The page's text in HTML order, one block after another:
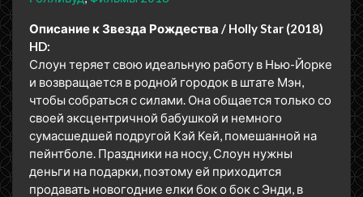
Описание к Звезда Рождества / Holly Star (2018)
HD:
Слоун теряет свою идеальную работу в Нью-Йорке
и возвращается в родной городок в штате Мэн,
чтобы собраться с силами. Она общается только со
своей эксцентричной бабушкой и немного
сумасшедшей подругой Кэй Кей, помешанной на
пейнтболе. Праздники на носу, Слоун нужны
деньги на подарки, поэтому ей приходится
продавать новогодние елки бок о бок с Энди, в